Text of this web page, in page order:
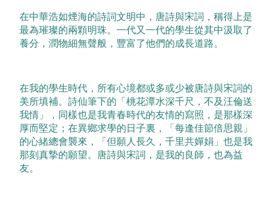
在中華浩如煙海的詩詞文明中，唐詩與宋詞，稱得上是
最為璀璨的兩顆明珠。一代又一代的學生從其中汲取了
養分，潤物細無聲般，豐富了他們的成長道路。
在我的學生時代，所有心境都或多或少被唐詩與宋詞的
美所填補。詩仙筆下的「桃花潭水深千尺，不及汪倫送
我情」，同樣也是我青春時代的友情的寫照，是那樣深
厚而堅定；在異鄉求學的日子裏，「每逢佳節倍思親」
的心緒總會襲來，「但願人長久，千里共嬋娟」也是我
那刻真摯的願望。唐詩與宋詞，是我的良師，也為益
友。